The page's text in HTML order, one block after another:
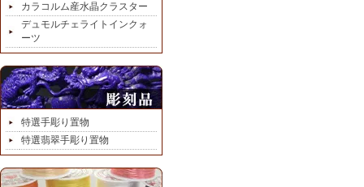
カラコルム産水晶クラスター
デュモルチェライトインクォ
ーツ
特選手彫り置物
特選翡翠手彫り置物